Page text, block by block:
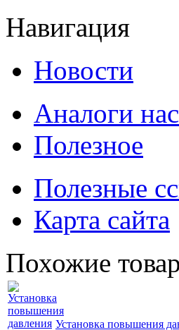
Навигация
Новости
Аналоги
Полезное
Полезные
Карта сайта
Похожие
Установка повышения